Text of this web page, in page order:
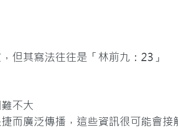
但其寫法往往是「林前九：23」
不大
而廣泛傳播，這些資訊很可能會接